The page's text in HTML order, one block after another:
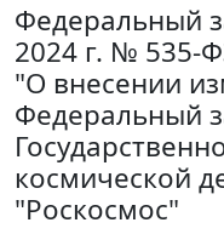
Федеральный
2024 г. № 535-
"О внесении
Федеральный
космической
"Роскосмос"